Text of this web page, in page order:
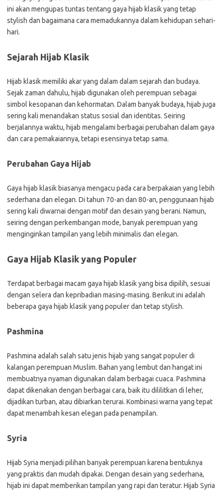
ini akan mengupas tuntas tentang gaya hijab klasik yang tetap
stylish dan bagaimana cara memadukannya dalam kehidupan sehari-
hari.
Sejarah Hijab Klasik
Hijab klasik memiliki akar yang dalam dalam sejarah dan budaya.
Sejak zaman dahulu, hijab digunakan oleh perempuan sebagai
simbol kesopanan dan kehormatan. Dalam banyak budaya, hijab juga
sering kali menandakan status sosial dan identitas. Seiring
berjalannya waktu, hijab mengalami berbagai perubahan dalam gaya
dan cara pemakaiannya, tetapi esensinya tetap sama.
Perubahan Gaya Hijab
Gaya hijab klasik biasanya mengacu pada cara berpakaian yang lebih
sederhana dan elegan. Di tahun 70-an dan 80-an, penggunaan hijab
sering kali diwarnai dengan motif dan desain yang berani. Namun,
seiring dengan perkembangan mode, banyak perempuan yang
menginginkan tampilan yang lebih minimalis dan elegan.
Gaya Hijab Klasik yang Populer
Terdapat berbagai macam gaya hijab klasik yang bisa dipilih, sesuai
dengan selera dan kepribadian masing-masing. Berikut ini adalah
beberapa gaya hijab klasik yang populer dan tetap stylish.
Pashmina
Pashmina adalah salah satu jenis hijab yang sangat populer di
kalangan perempuan Muslim. Bahan yang lembut dan hangat ini
membuatnya nyaman digunakan dalam berbagai cuaca. Pashmina
dapat dikenakan dengan berbagai cara, baik itu dililitkan di leher,
dijadikan turban, atau dibiarkan terurai. Kombinasi warna yang tepat
dapat menambah kesan elegan pada penampilan.
Syria
Hijab Syria menjadi pilihan banyak perempuan karena bentuknya
yang praktis dan mudah dipakai. Dengan desain yang sederhana,
hijab ini dapat memberikan tampilan yang rapi dan teratur. Hijab Syria